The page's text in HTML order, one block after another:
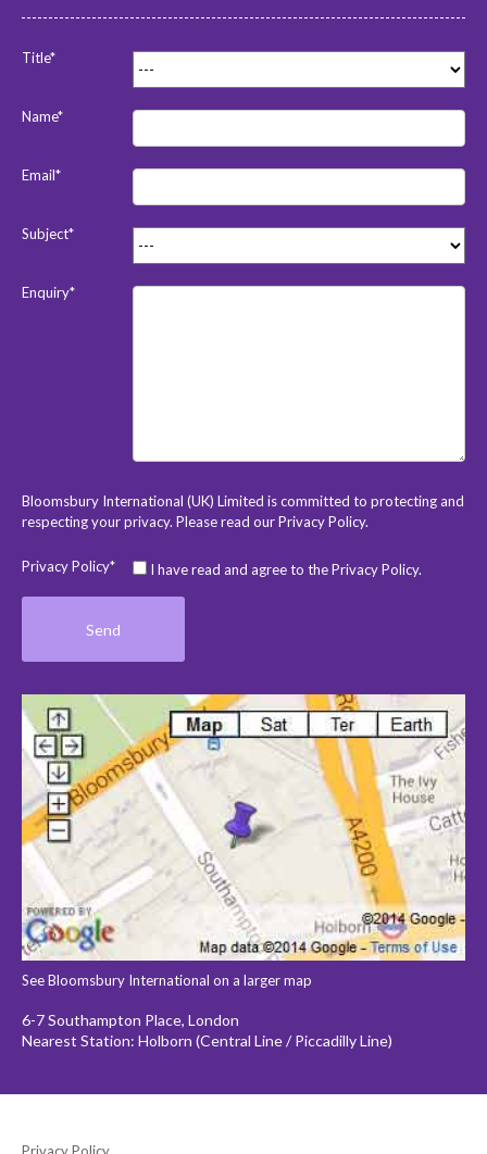
Title*
Name*
Email*
Subject*
Enquiry*
Bloomsbury International (UK) Limited is committed to protecting and
respecting your privacy. Please read ourPrivacy Policy.
Privacy Policy* I have read and agree to the Privacy Policy.
See Bloomsbury International on a larger map
6-7 Southampton Place, London
Nearest Station: Holborn (Central Line / Piccadilly Line)
Privacy Policy